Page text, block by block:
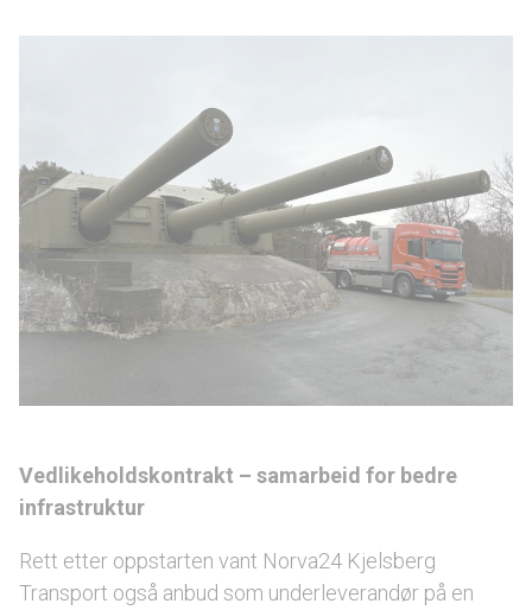
Vedlikeholdskontrakt – samarbeid for bedre
infrastruktur
Rett etter oppstarten vant Norva24 Kjelsberg
Transport også anbud som underleverandør på en